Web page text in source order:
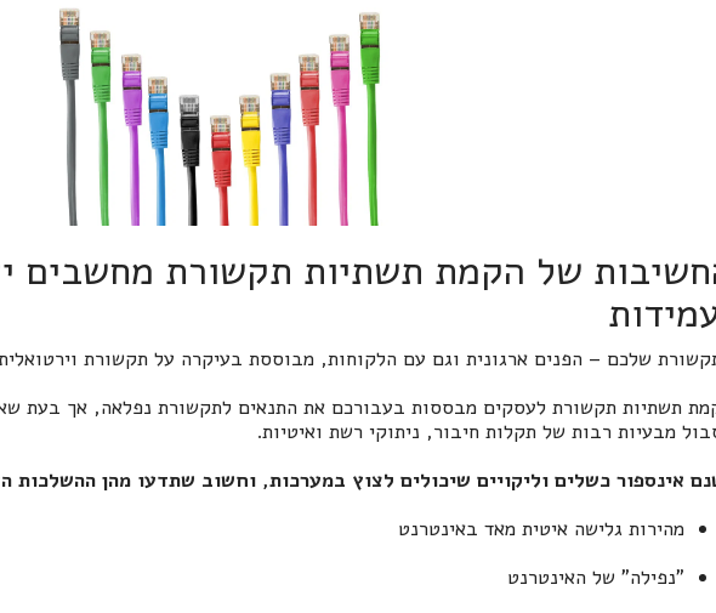
של הקמת תשתיות תקשורת מחשבים
שלכם – הפנים ארגונית וגם עם הלקוחות, מבוססת בעיקרה על תקשורת
תשתיות תקשורת לעסקים מבססות בעבורכם את התנאים לתקשורת נפלאה, אך בעת
מבעיות רבות של תקלות חיבור, ניתוקי רשת ואיטיות.
אינספור כשלים וליקויים שיכולים לצוץ במערכות, וחשוב שתדעו מהן ההשלכות
מהירות גלישה איטית מאד באינטרנט
"נפילה" של האינטרנט